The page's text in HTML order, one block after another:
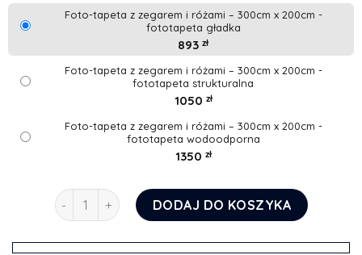
Foto-tapeta z zegarem i różami – 300cm x 200cm -
fototapeta gładka
893 zł
Foto-tapeta z zegarem i różami – 300cm x 200cm -
fototapeta strukturalna
1050 zł
Foto-tapeta z zegarem i różami – 300cm x 200cm -
fototapeta wodoodporna
1350 zł
ilość Foto-tapeta z zegarem i różami
DODAJ DO KOSZYKA